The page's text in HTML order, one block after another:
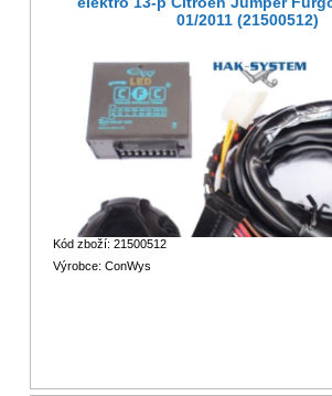
01/2011 (21500512)
Kód zboží: 21500512
Výrobce: ConWys